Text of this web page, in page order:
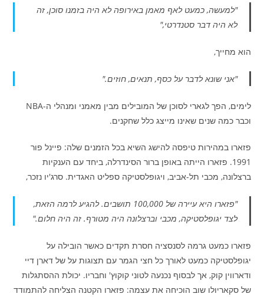
"למעשה, כמעט לאף מאמן באירופה לא היה בזמנו סוכן, זה
לא היה דבר סטנדרטי,"
הוא מחייך,
"אני שונא לדבר על כסף, תנאים, חוזים."
לימים, הפך לגארי לסוכן של המובילים מבין מאמני ומנהלי ה-NBA
וכבר כמה שנים שאינו מייצג כלל שחקנים.
פזארו במהירות טיפסה להישג השיא בכל הזמנים שלה: פיינל פור
1991. פזארו הייתה באופן ברור הסינדרלה, ביחד עם הענקיות
ברצלונה, מכבי תל-אביב, ויגופלסטיקה ספליט האגדית. סרג'יו נזכר,
"פזארו היא עיירה של 100,000 תושבים. להגיע לרמה הזאת,
לצד יגופלסטיקה, מכבי וברצלונה היה מטורף. זה היה חלום."
פזארו כמעט גרמה לסנסציה חסרת תקדים כאשר הובילה על
יגופלסטיקה כמעט לאורך כל חצי הגמר עם תצוגות על של דארן דיי
ודארווין קוק, אך לבסוף נכנעה לטוני קוקוץ' וחבריו. יכולת ההסתגלות
של סקאריולו שוב הוכיחה את עצמה: פזארו הקטנה הצליחה להתמודד